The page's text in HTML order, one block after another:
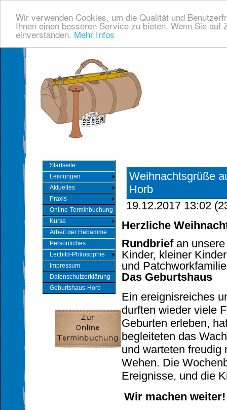
Wir verwenden Cookies, um die Qualität und
Ihnen einen besseren Service zu bieten. Wenn Sie
einverstanden. Mehr Infos
Startseite
Leistungen
Aktuelles
Praxis
Online-Terminbuchung
Kurse
Arbeit der Hebamme
Persönliches
Leitbild-Philosophie
Impressum
Datenschutzerklärung
Geburtshaus-Horb
Weihnachtsgrüße
Horb
19.12.2017 13:02 (
Herzliche
Rundbrief an
Kinder, kleiner
und
Das Geburtshaus
Ein ereignisreiches
durften wieder viele
Geburten erleben,
begleiteten das
und warteten freudig
Wehen. Die
Ereignisse, und die
Wir machen weiter!